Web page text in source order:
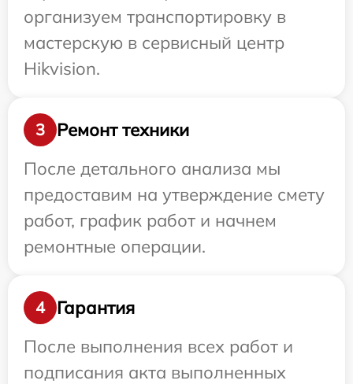
организуем транспортировку в
мастерскую в сервисный центр
Hikvision.
3
Ремонт техники
После детального анализа мы
предоставим на утверждение смету
работ, график работ и начнем
ремонтные операции.
4
Гарантия
После выполнения всех работ и
подписания акта выполненных